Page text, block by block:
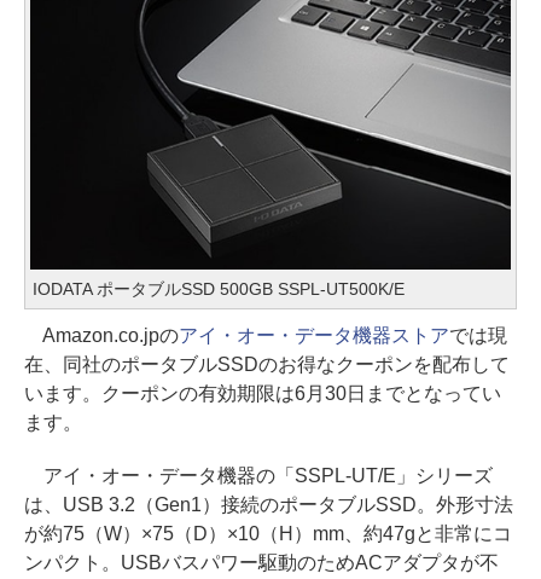
IODATA ポータブルSSD 500GB SSPL-UT500K/E
Amazon.co.jpのアイ・オー・データ機器ストアでは現
在、同社のポータブルSSDのお得なクーポンを配布して
います。クーポンの有効期限は6月30日までとなってい
ます。
アイ・オー・データ機器の「SSPL-UT/E」シリーズ
は、USB 3.2（Gen1）接続のポータブルSSD。外形寸法
が約75（W）×75（D）×10（H）mm、約47gと非常にコ
ンパクト。USBバスパワー駆動のためACアダプタが不